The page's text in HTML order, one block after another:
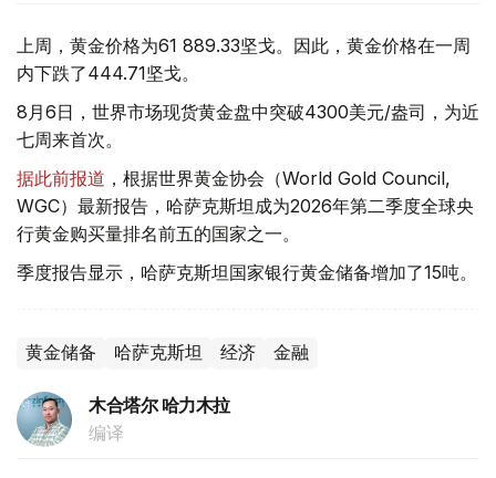
上周，黄金价格为61 889.33坚戈。因此，黄金价格在一周
内下跌了444.71坚戈。
8月6日，世界市场现货黄金盘中突破4300美元/盎司，为近
七周来首次。
据此前报道 ，根据世界黄金协会（World Gold Council,
WGC）最新报告，哈萨克斯坦成为2026年第二季度全球央
行黄金购买量排名前五的国家之一。
季度报告显示，哈萨克斯坦国家银行黄金储备增加了15吨。
黄金储备 哈萨克斯坦 经济 金融
木合塔尔 哈力木拉
编译